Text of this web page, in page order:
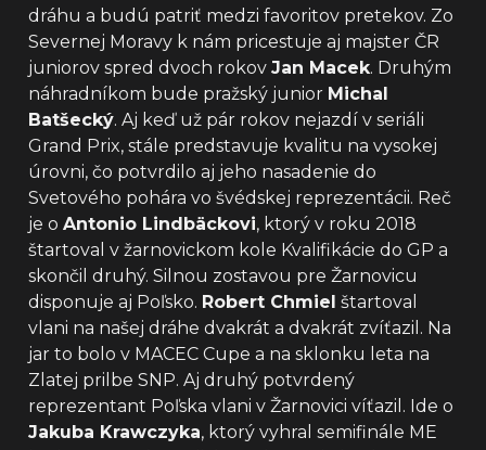
dráhu a budú patriť medzi favoritov pretekov. Zo
Severnej Moravy k nám pricestuje aj majster ČR
juniorov spred dvoch rokov Jan Macek. Druhým
náhradníkom bude pražský junior Michal
Batšecký. Aj keď už pár rokov nejazdí v seriáli
Grand Prix, stále predstavuje kvalitu na vysokej
úrovni, čo potvrdilo aj jeho nasadenie do
Svetového pohára vo švédskej reprezentácii. Reč
je o Antonio Lindbäckovi, ktorý v roku 2018
štartoval v žarnovickom kole Kvalifikácie do GP a
skončil druhý. Silnou zostavou pre Žarnovicu
disponuje aj Poľsko. Robert Chmiel štartoval
vlani na našej dráhe dvakrát a dvakrát zvíťazil. Na
jar to bolo v MACEC Cupe a na sklonku leta na
Zlatej prilbe SNP. Aj druhý potvrdený
reprezentant Poľska vlani v Žarnovici víťazil. Ide o
Jakuba Krawczyka, ktorý vyhral semifinále ME